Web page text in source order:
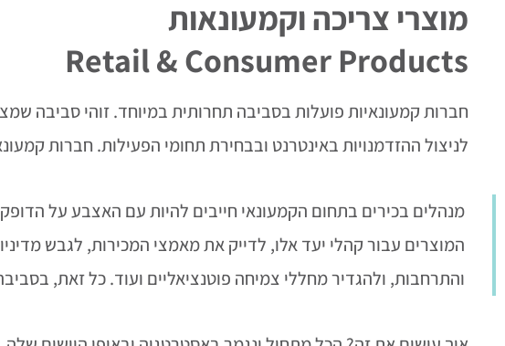
מוצרי צריכה וקמעונאות
Retail & Consumer Products
חברות קמעונאיות פועלות בסביבה תחרותית במיוחד. זוהי סביבה
לניצול ההזדמנויות באינטרנט ובבחירת תחומי הפעילות. חברות
מנהלים בכירים בתחום הקמעונאי חייבים להיות עם האצבע על
המוצרים עבור קהלי יעד אלו, לדייק את מאמצי המכירות, לגבש
והתרחבות, ולהגדיר מחללי צמיחה פוטנציאליים ועוד. כל זאת,